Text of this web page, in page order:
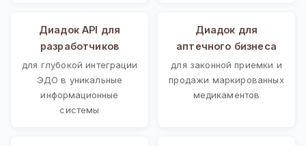
Диадок API для
разработчиков
для глубокой интеграции
ЭДО в уникальные
информационные
системы
Диадок для
аптечного бизнеса
для законной приемки и
продажи маркированных
медикаментов